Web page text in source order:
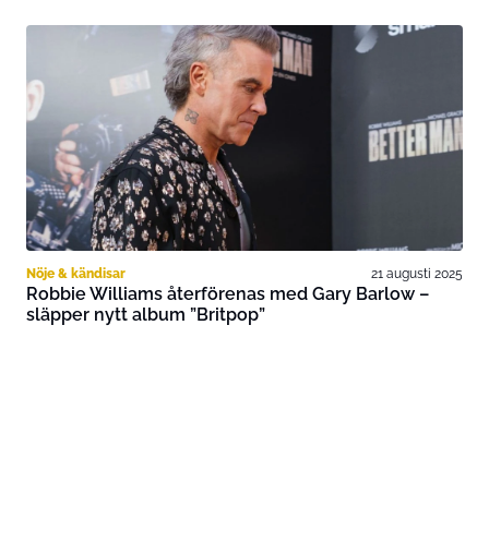
Nöje & kändisar 21 augusti 2025
Robbie Williams återförenas med Gary Barlow –
släpper nytt album ”Britpop”